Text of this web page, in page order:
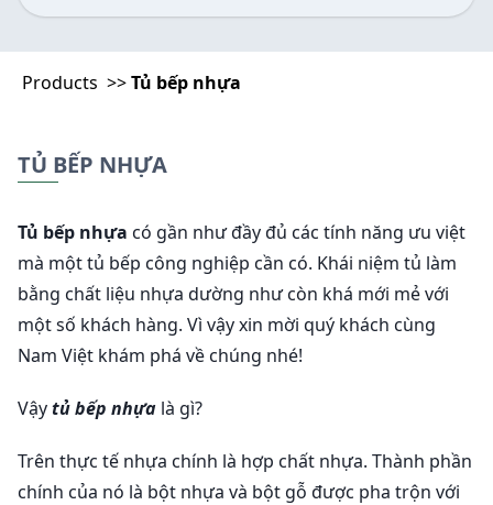
Products >>Tủ bếp nhựa
TỦ BẾP NHỰA
Tủ bếp nhựa có gần như đầy đủ các tính năng ưu việt
mà một tủ bếp công nghiệp cần có. Khái niệm tủ làm
bằng chất liệu nhựa dường như còn khá mới mẻ với
một số khách hàng. Vì vậy xin mời quý khách cùng
Nam Việt khám phá về chúng nhé!
Vậytủ bếp nhựa là gì?
Trên thực tế nhựa chính là hợp chất nhựa. Thành phần
chính của nó là bột nhựa và bột gỗ được pha trộn với